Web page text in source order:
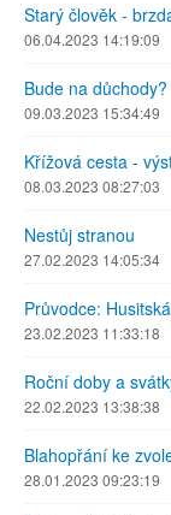
Starý člověk -
06.04.2023 14:19:09
Bude na důchody?
09.03.2023 15:34:49
Křížová cesta -
08.03.2023 08:27:03
Nestůj stranou
27.02.2023 14:05:34
Průvodce:
23.02.2023 11:33:18
Roční doby a
22.02.2023 13:38:38
Blahopřání ke
28.01.2023 09:23:19